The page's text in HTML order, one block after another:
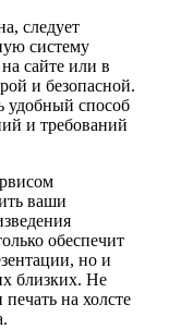
следует
систему
сайте или в
и безопасной.
удобный способ
и требований
ваши
обеспечит
но и
близких. Не
на холсте